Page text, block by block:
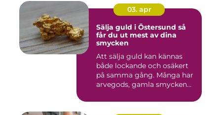
03. apr
Sälja guld i Östersund så
får du ut mest av dina
smycken
Att sälja guld kan kännas
både lockande och osäkert
på samma gång. Många har
arvegods, gamla smycken...